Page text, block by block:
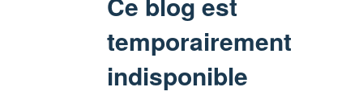
temporairement
indisponible